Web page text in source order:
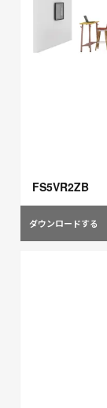
FS5VR2ZB
ダウンロードする